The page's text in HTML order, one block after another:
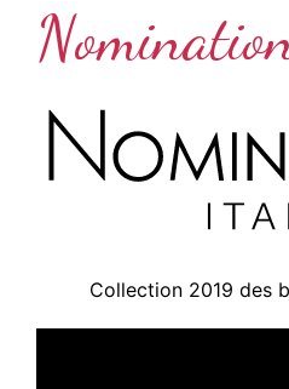
Collection 2019 des